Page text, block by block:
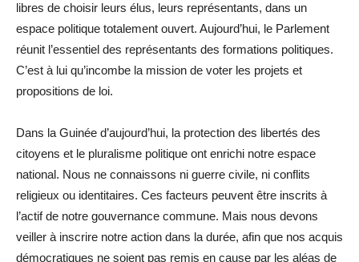
libres de choisir leurs élus, leurs représentants, dans un
espace politique totalement ouvert. Aujourd’hui, le Parlement
réunit l’essentiel des représentants des formations politiques.
C’est à lui qu’incombe la mission de voter les projets et
propositions de loi.
Dans la Guinée d’aujourd’hui, la protection des libertés des
citoyens et le pluralisme politique ont enrichi notre espace
national. Nous ne connaissons ni guerre civile, ni conflits
religieux ou identitaires. Ces facteurs peuvent être inscrits à
l’actif de notre gouvernance commune. Mais nous devons
veiller à inscrire notre action dans la durée, afin que nos acquis
démocratiques ne soient pas remis en cause par les aléas de